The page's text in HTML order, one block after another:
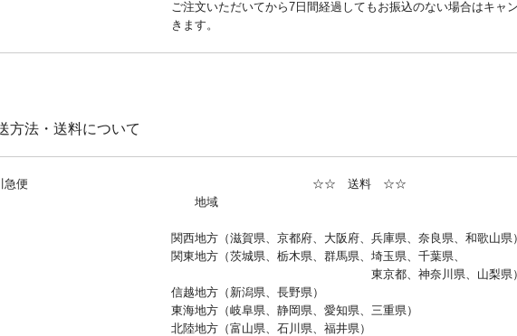
ご注文いただいてから7日間経過してもお振込のない場合はキャ
きます。
方法・送料について
急便
☆☆ 送料 ☆☆
地域 価格（税
関西地方（滋賀県、京都府、大阪府、兵庫県、奈良県、和歌山
関東地方（茨城県、栃木県、群馬県、埼玉県、千葉県、
東京都、神奈川県、山梨県）
信越地方（新潟県、長野県）
東海地方（岐阜県、静岡県、愛知県、三重県
北陸地方（富山県、石川県、福井県）